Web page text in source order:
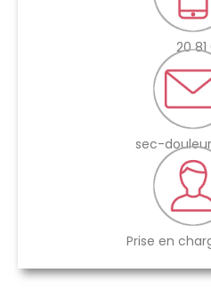
20 81
sec-
Prise en